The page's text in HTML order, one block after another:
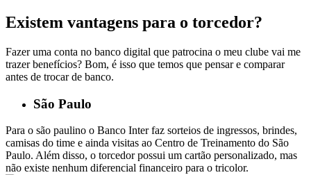
Existem vantagens para o torcedor?
Fazer uma conta no banco digital que patrocina o meu clube vai me
trazer benefícios? Bom, é isso que temos que pensar e comparar
antes de trocar de banco.
São Paulo
Para o são paulino o Banco Inter faz sorteios de ingressos, brindes,
camisas do time e ainda visitas ao Centro de Treinamento do São
Paulo. Além disso, o torcedor possui um cartão personalizado, mas
não existe nenhum diferencial financeiro para o tricolor.